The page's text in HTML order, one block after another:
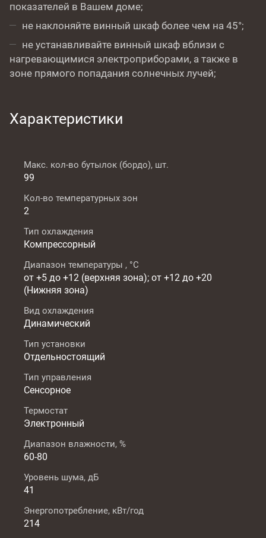
показателей в Вашем доме;
не наклоняйте винный шкаф более чем на 45°;
не устанавливайте винный шкаф вблизи с
нагревающимися электроприборами, а также в
зоне прямого попадания солнечных лучей;
Характеристики
Макс. кол-во бутылок (бордо), шт.
99
Кол-во температурных зон
2
Тип охлаждения
Компрессорный
Диапазон температуры , °C
от +5 до +12 (верхняя зона); от +12 до +20
(Нижняя зона)
Вид охлаждения
Динамический
Тип установки
Отдельностоящий
Тип управления
Сенсорное
Термостат
Электронный
Диапазон влажности, %
60-80
Уровень шума, дБ
41
Энергопотребление, кВт/год
214